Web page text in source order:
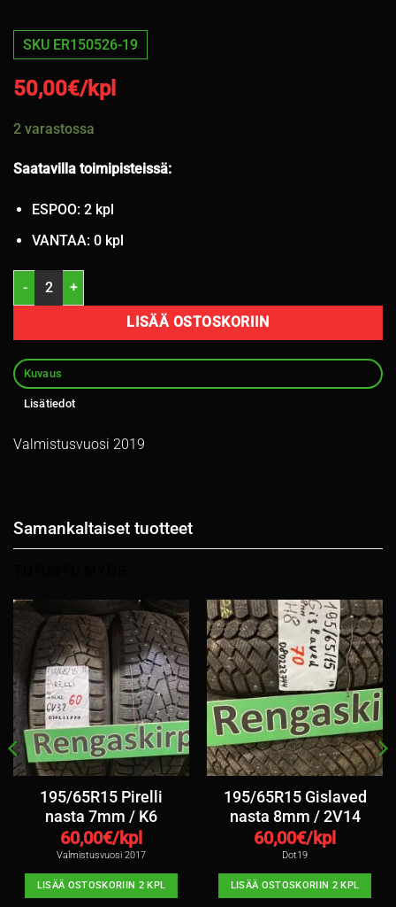
SKU ER150526-19
50,00€/kpl
2 varastossa
Saatavilla toimipisteissä:
ESPOO: 2 kpl
VANTAA: 0 kpl
195/55R16 Cordiant SnowCross 91T nasta 8mm / 4V43 määrä
LISÄÄ OSTOSKORIIN
Kuvaus
Lisätiedot
Valmistusvuosi 2019
Samankaltaiset tuotteet
195/65R15 Pirelli
nasta 7mm / K6
60,00€/kpl
Valmistusvuosi 2017
LISÄÄ OSTOSKORIIN 2 KPL
195/65R15 Gislaved
nasta 8mm / 2V14
60,00€/kpl
Dot19
LISÄÄ OSTOSKORIIN 2 KPL